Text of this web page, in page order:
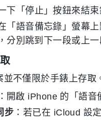
下「停止」按鈕來結束
「語音備忘錄」螢幕
分別跳到下一段或上一
不僅限於手錶上存取
：開啟 iPhone 的「語
步 ：若已在 iCloud 設